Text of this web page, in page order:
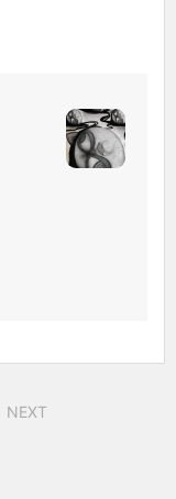
NEXT